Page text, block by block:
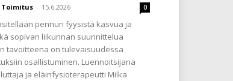
Toimitus - 15.6.2026 0
pennun fyysistä kasvua ja
sopivan liikunnan suunnittelua
tavoitteena on tulevaisuudessa
osallistuminen. Luennoitsijana
ja eläinfysioterapeutti Milka